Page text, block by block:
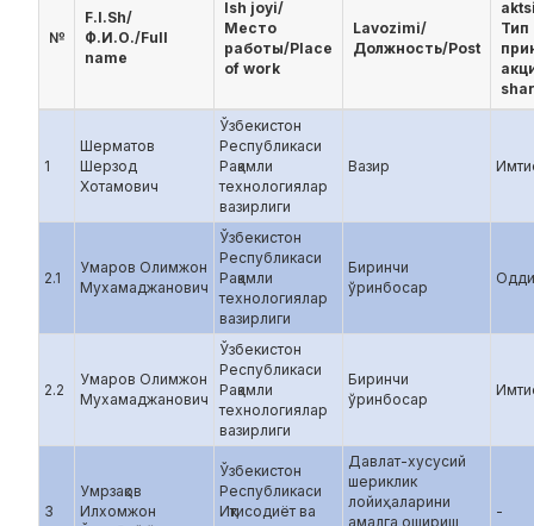
№
F.I.Sh/
Ф.И.О./Full
name
Ish joyi/
Место
работы/Place
of work
Lavozimi/
Должность/Post
Тип
1
Шерматов
Шерзод
Хотамович
Ўзбекистон
Республикаси
Рақамли
технологиялар
вазирлиги
Вазир
2.1
Умаров Олимжон
Мухамаджанович
Ўзбекистон
Республикаси
Рақамли
технологиялар
вазирлиги
Биринчи
ўринбосар
2.2
Умаров Олимжон
Мухамаджанович
Ўзбекистон
Республикаси
Рақамли
технологиялар
вазирлиги
Биринчи
ўринбосар
3
Умрзақов
Илхомжон
Ўзбекистон
Республикаси
Иқтисодиёт ва
Давлат-хусусий
шериклик
лойиҳаларини
амалга ошириш
-